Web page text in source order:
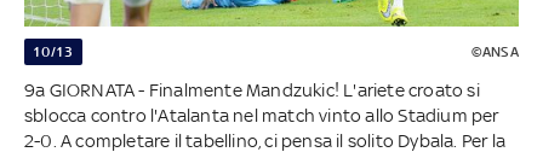
10/13 ©ANSA
9a GIORNATA - Finalmente Mandzukic! L'ariete croato si
sblocca contro l'Atalanta nel match vinto allo Stadium per
2-0. A completare il tabellino, ci pensa il solito Dybala. Per la